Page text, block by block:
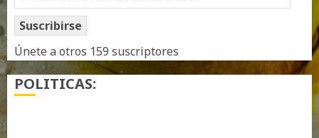
de
correo
electrónico
Suscribirse
Únete a otros 159 suscriptores
POLITICAS: